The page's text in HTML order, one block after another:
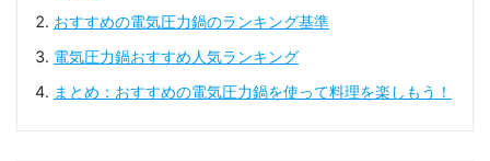
おすすめの電気圧力鍋のランキング基準
電気圧力鍋おすすめ人気ランキング
まとめ：おすすめの電気圧力鍋を使って料理を楽しもう！